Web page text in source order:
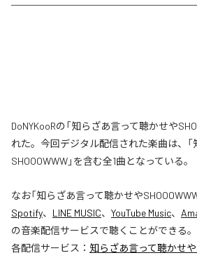
DoNYKooRの「知らざあ言って聴かせや
れた。今回デジタル配信された楽曲は、
SHOOOWWW」を含む全1曲となっている。
なお「知らざあ言って聴かせや
Spotify、 LINE MUSIC、 YouTube Music、
の音楽配信サービスで聴くことができる。
各配信サービス： 知らざあ言って聴かせや